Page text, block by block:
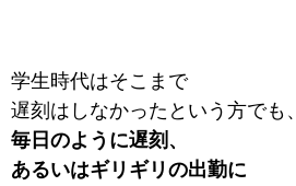
学生時代はそこまで
遅刻はしなかったという方でも、
毎日のように遅刻、
あるいはギリギリの出勤に